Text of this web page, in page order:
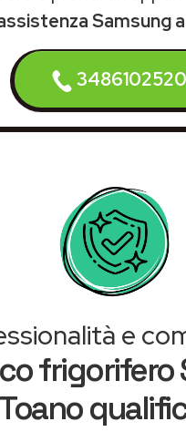
Samsung
3486102520
e
frigorifero
Toano